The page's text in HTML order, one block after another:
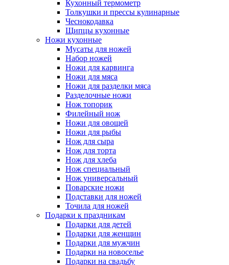
Кухонный термометр
Толкушки и прессы кулинарные
Чеснокодавка
Щипцы кухонные
Ножи кухонные
Мусаты для ножей
Набор ножей
Ножи для карвинга
Ножи для мяса
Ножи для разделки мяса
Разделочные ножи
Нож топорик
Филейный нож
Ножи для овощей
Ножи для рыбы
Нож для сыра
Нож для торта
Нож для хлеба
Нож специальный
Нож универсальный
Поварские ножи
Подставки для ножей
Точила для ножей
Подарки к праздникам
Подарки для детей
Подарки для женщин
Подарки для мужчин
Подарки на новоселье
Подарки на свадьбу